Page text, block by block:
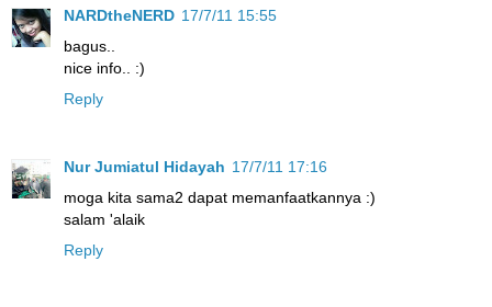
NARDtheNERD 17/7/11 15:55
bagus..
nice info.. :)
Reply
Nur Jumiatul Hidayah 17/7/11 17:16
moga kita sama2 dapat memanfaatkannya :)
salam 'alaik
Reply